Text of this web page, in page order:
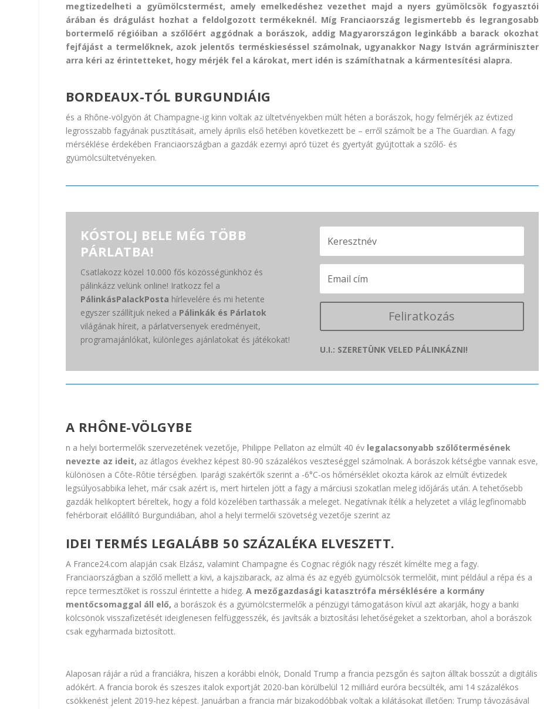
megtizedelheti a gyümölcstermést, amely emelkedéshez vezethet majd a nyers gyümölcsök fogyasztói
árában és drágulást hozhat a feldolgozott termékeknél. Míg Franciaország legismertebb és legrangosabb
bortermelő régióiban a szőlőért aggódnak a borászok, addig Magyarországon leginkább a barack okozhat
fejfájást a termelőknek, azok jelentős terméskieséssel számolnak, ugyanakkor Nagy István agrárminiszter
arra kéri az érintetteket, hogy mérjék fel a károkat, mert idén is számíthatnak a kármentesítési alapra.
BORDEAUX-TÓL BURGUNDIÁIG
és a Rhône-völgyön át Champagne-ig kinn voltak az ültetvényekben múlt héten a borászok, hogy felmérjék az évtized
legrosszabb fagyának pusztításait, amely április első hetében következett be – erről számolt be a The Guardian. A fagy
mérséklése érdekében Franciaországban a gazdák ezernyi apró tüzet és gyertyát gyújtottak a szőlő- és
gyümölcsültetvényeken.
KÓSTOLJ BELE MÉG TÖBB
PÁRLATBA!
Csatlakozz közel 10.000 fős közösségünkhöz és
pálinkázz velünk online! Iratkozz fel a
PálinkásPalackPosta hírlevelére és mi hetente
egyszer szállítjuk neked a Pálinkák és Párlatok
világának híreit, a párlatversenyek eredményeit,
programajánlókat, különleges ajánlatokat és játékokat!
Feliratkozás
U.I.: SZERETÜNK VELED PÁLINKÁZNI!
A RHÔNE-VÖLGYBE
n a helyi bortermelők szervezetének vezetője, Philippe Pellaton az elmúlt 40 év legalacsonyabb szőlőtermésének
nevezte az ideit, az átlagos évekhez képest 80-90 százalékos veszteséggel számolnak. A borászok kétségbe vannak esve,
különösen a Côte-Rôtie térségben. Iparági szakértők szerint a -6°C-os hőmérséklet okozta károk az elmúlt évtizedek
legsúlyosabbika lehet, már csak azért is, mert hirtelen jött a fagy a márciusi szokatlan meleg időjárás után. A tehetősebb
gazdák helikoptert béreltek, hogy a föld közelében tarthassák a meleget. Negatívnak ítélik a helyzetet a világ legfinomabb
fehérborait előállító Burgundiában, ahol a helyi termelői szövetség vezetője szerint az
IDEI TERMÉS LEGALÁBB 50 SZÁZALÉKA ELVESZETT.
A France24.com alapján csak Elzász, valamint Champagne és Cognac régiók nagy részét kímélte meg a fagy.
Franciaországban a szőlő mellett a kivi, a kajszibarack, az alma és az egyéb gyümölcsök termelőit, mint például a répa és a
repce termesztőket is rosszul érintette a hideg. A mezőgazdasági katasztrófa mérséklésére a kormány
mentőcsomaggal áll elő, a borászok és a gyümölcstermelők a pénzügyi támogatáson kívül azt akarják, hogy a banki
kölcsönök visszafizetését ideiglenesen felfüggesszék, és javítsák a biztosítási lehetőségeket a szektorban, ahol a borászok
csak egyharmada biztosított.
Alaposan rájár a rúd a franciákra, hiszen a korábbi elnök, Donald Trump a francia pezsgőn és sajton álltak bosszút a digitális
adókért. A francia borok és szeszes italok exportját 2020-ban körülbelül 12 milliárd euróra becsülték, ami 14 százalékos
csökkenést jelent 2019-hez képest. Januárban a francia már bizakodóbbak voltak a kilátásokat illetően: Trump távozásával